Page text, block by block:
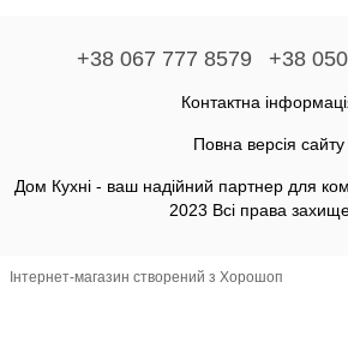
+38 067 777 8579 +38
Контактна
Повна версія сайту
Дом Кухні - ваш надійний партнер для
2023 Всі права
Інтернет-магазин створений з Хорошоп